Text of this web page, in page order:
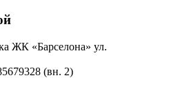
ЖК «Барселона» ул.
(вн. 2)